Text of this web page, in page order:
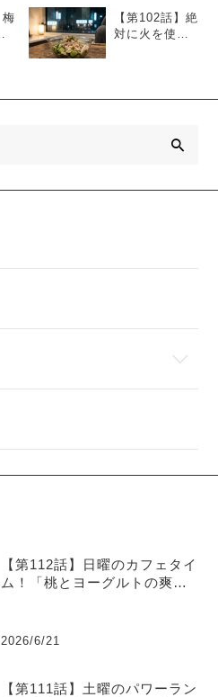
梅
【第102話】絶
対に火を使わ
和え」
【第112話】日曜のカフェタイ
ム！「桃とヨーグルトの爽や
2026/6/21
【第111話】土曜のパワーラン